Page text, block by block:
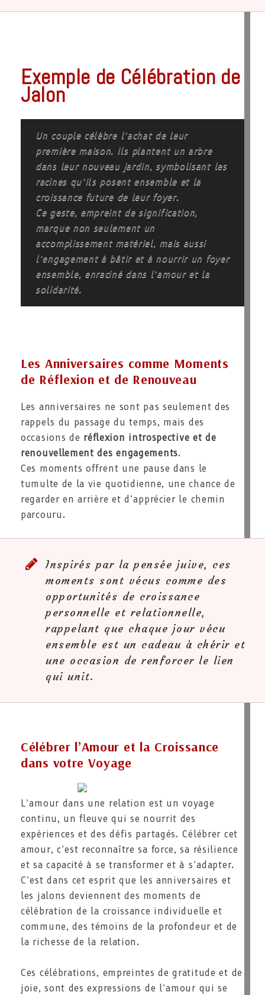
Exemple de Célébration de
Jalon
Un couple célèbre l’achat de leur
première maison. Ils plantent un arbre
dans leur nouveau jardin, symbolisant les
racines qu’ils posent ensemble et la
croissance future de leur foyer.
Ce geste, empreint de signification,
marque non seulement un
accomplissement matériel, mais aussi
l’engagement à bâtir et à nourrir un foyer
ensemble, enraciné dans l’amour et la
solidarité.
Les Anniversaires comme Moments
de Réflexion et de Renouveau
Les anniversaires ne sont pas seulement des
rappels du passage du temps, mais des
occasions de réflexion introspective et de
renouvellement des engagements.
Ces moments offrent une pause dans le
tumulte de la vie quotidienne, une chance de
regarder en arrière et d’apprécier le chemin
parcouru.
Inspirés par la pensée juive, ces
moments sont vécus comme des
opportunités de croissance
personnelle et relationnelle,
rappelant que chaque jour vécu
ensemble est un cadeau à chérir et
une occasion de renforcer le lien
qui unit.
Célébrer l’Amour et la Croissance
dans votre Voyage
L’amour dans une relation est un voyage
continu, un fleuve qui se nourrit des
expériences et des défis partagés. Célébrer cet
amour, c’est reconnaître sa force, sa résilience
et sa capacité à se transformer et à s’adapter.
C’est dans cet esprit que les anniversaires et
les jalons deviennent des moments de
célébration de la croissance individuelle et
commune, des témoins de la profondeur et de
la richesse de la relation.
Ces célébrations, empreintes de gratitude et de
joie, sont des expressions de l’amour qui se